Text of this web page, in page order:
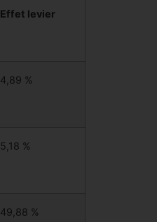
Effet levier
4,89 %
5,18 %
49,88 %